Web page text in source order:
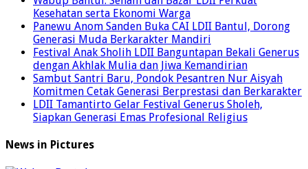
Kesehatan serta Ekonomi Warga
Panewu Anom Sanden Buka CAI LDII Bantul, Dorong
Generasi Muda Berkarakter Mandiri
Festival Anak Sholih LDII Banguntapan Bekali Generus
dengan Akhlak Mulia dan Jiwa Kemandirian
Sambut Santri Baru, Pondok Pesantren Nur Aisyah
Komitmen Cetak Generasi Berprestasi dan Berkarakter
LDII Tamantirto Gelar Festival Generus Sholeh,
Siapkan Generasi Emas Profesional Religius
News in Pictures